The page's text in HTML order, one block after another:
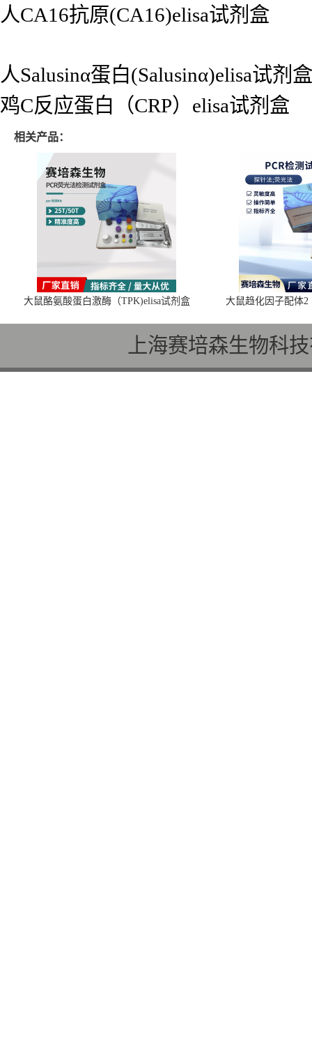
人CA16抗原(CA16)elisa试剂盒
人Salusinα蛋白(Salusinα)elisa试剂盒
鸡C反应蛋白（CRP）elisa试剂盒
相关产品：
大鼠酪氨酸蛋白激酶（TPK)elisa试剂盒 大鼠趋化因子配体2
上海赛培森生物科